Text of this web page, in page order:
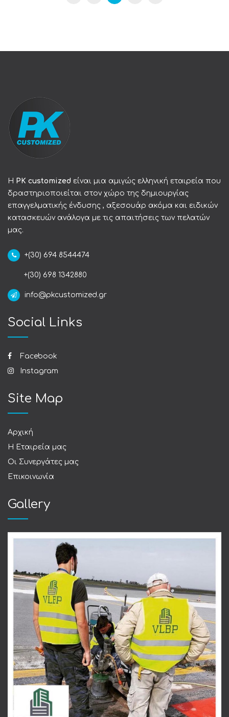
Η PK customized είναι μια αμιγώς ελληνική εταιρεία που
δραστηριοποιείται στον χώρο της δημιουργίας
επαγγελματικής ένδυσης , αξεσουάρ ακόμα και ειδικών
κατασκευών ανάλογα με τις απαιτήσεις των πελατών
μας.
+(30) 694 8544474
+(30) 698 1342880
info@pkcustomized.gr
Social Links
Facebook
Instagram
Site Map
Αρχική
Η Εταιρεία μας
Οι Συνεργάτες μας
Επικοινωνία
Gallery